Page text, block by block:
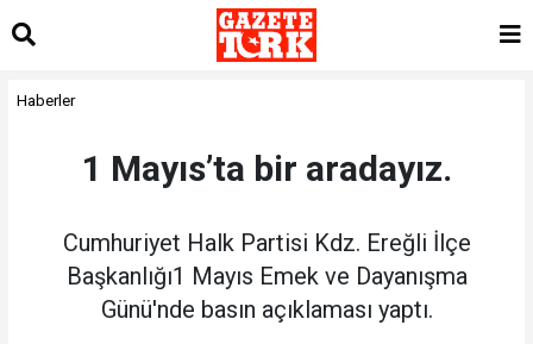
Haberler
1 Mayıs’ta bir aradayız.
Cumhuriyet Halk Partisi Kdz. Ereğli İlçe
Başkanlığı1 Mayıs Emek ve Dayanışma
Günü'nde basın açıklaması yaptı.